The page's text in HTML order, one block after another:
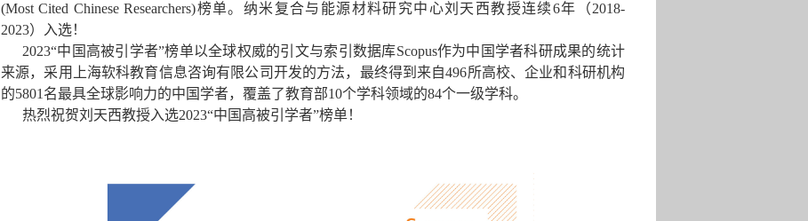
(Most Cited Chinese Researchers)榜单。纳米复合与能源材料研究中心刘天西教授连续6年（2018-
2023）入选！
2023“中国高被引学者”榜单以全球权威的引文与索引数据库Scopus作为中国学者科研成果的统计
来源，采用上海软科教育信息咨询有限公司开发的方法，最终得到来自496所高校、企业和科研机构
的5801 名最具全球影响力的中国学者，覆盖了教育部10个学科领域的84个一级学科。
热烈祝贺刘天西教授入选2023“中国高被引学者”榜单！